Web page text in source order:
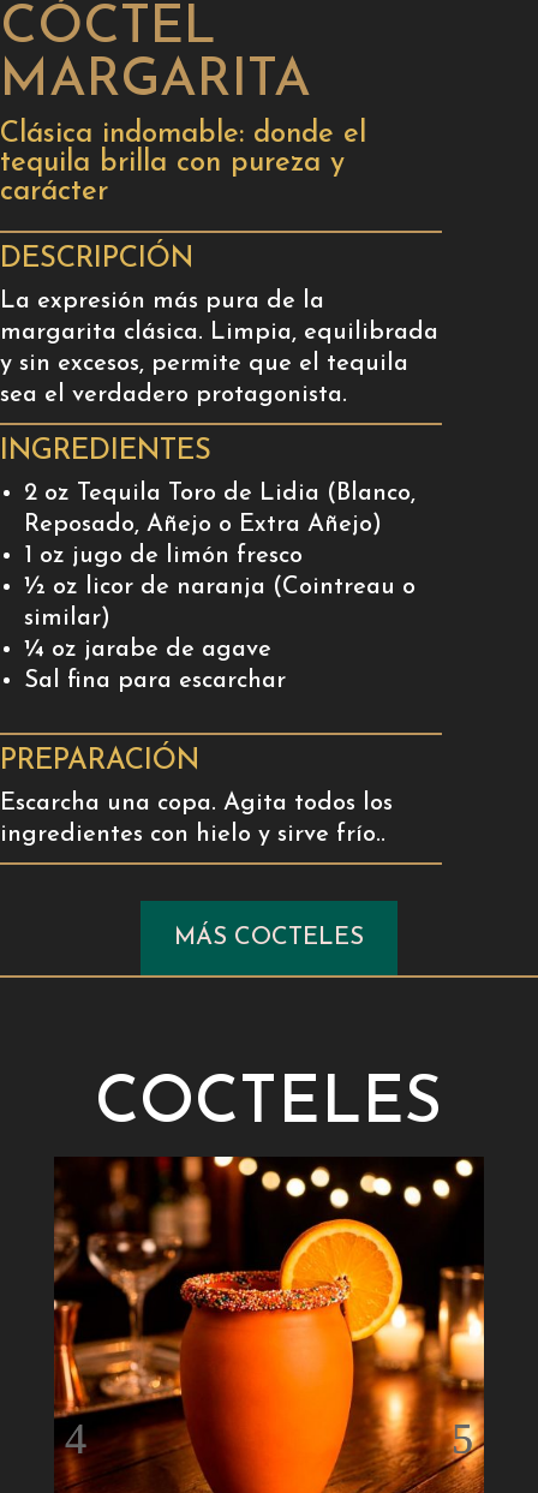
CÓCTEL
MARGARITA
Clásica indomable: donde el
tequila brilla con pureza y
carácter
DESCRIPCIÓN
La expresión más pura de la
margarita clásica. Limpia, equilibrada
y sin excesos, permite que el tequila
sea el verdadero protagonista.
INGREDIENTES
2 oz Tequila Toro de Lidia (Blanco,
Reposado, Añejo o Extra Añejo)
1 oz jugo de limón fresco
½ oz licor de naranja (Cointreau o
similar)
¼ oz jarabe de agave
Sal fina para escarchar
PREPARACIÓN
Escarcha una copa. Agita todos los
ingredientes con hielo y sirve frío..
MÁS COCTELES
COCTELES